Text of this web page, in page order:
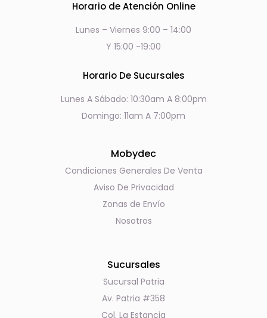
Horario de Atención Online
Lunes – Viernes 9:00 – 14:00
Y 15:00 -19:00
Horario De Sucursales
Lunes A Sábado: 10:30am A 8:00pm
Domingo: 11am A 7:00pm
Mobydec
Condiciones Generales De Venta
Aviso De Privacidad
Zonas de Envío
Nosotros
Sucursales
Sucursal Patria
Av. Patria #358
Col. La Estancia